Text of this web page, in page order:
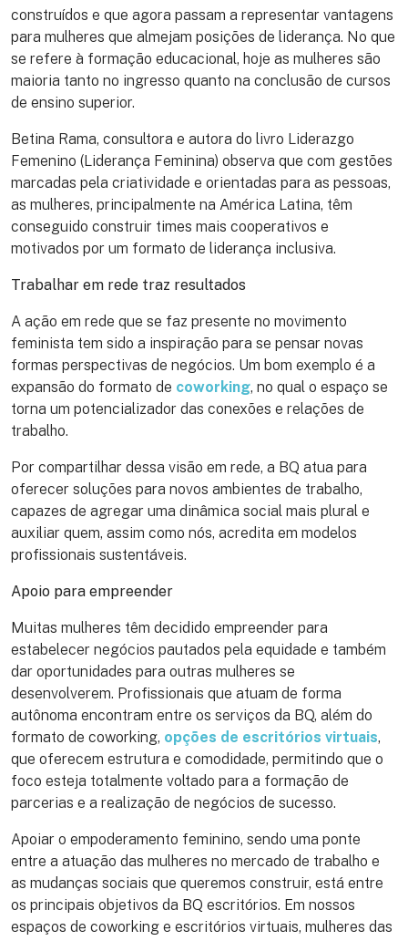
construídos e que agora passam a representar vantagens
para mulheres que almejam posições de liderança. No que
se refere à formação educacional, hoje as mulheres são
maioria tanto no ingresso quanto na conclusão de cursos
de ensino superior.
Betina Rama, consultora e autora do livro Liderazgo
Femenino (Liderança Feminina) observa que com gestões
marcadas pela criatividade e orientadas para as pessoas,
as mulheres, principalmente na América Latina, têm
conseguido construir times mais cooperativos e
motivados por um formato de liderança inclusiva.
Trabalhar em rede traz resultados
A ação em rede que se faz presente no movimento
feminista tem sido a inspiração para se pensar novas
formas perspectivas de negócios. Um bom exemplo é a
expansão do formato de coworking, no qual o espaço se
torna um potencializador das conexões e relações de
trabalho.
Por compartilhar dessa visão em rede, a BQ atua para
oferecer soluções para novos ambientes de trabalho,
capazes de agregar uma dinâmica social mais plural e
auxiliar quem, assim como nós, acredita em modelos
profissionais sustentáveis.
Apoio para empreender
Muitas mulheres têm decidido empreender para
estabelecer negócios pautados pela equidade e também
dar oportunidades para outras mulheres se
desenvolverem. Profissionais que atuam de forma
autônoma encontram entre os serviços da BQ, além do
formato de coworking, opções de escritórios virtuais,
que oferecem estrutura e comodidade, permitindo que o
foco esteja totalmente voltado para a formação de
parcerias e a realização de negócios de sucesso.
Apoiar o empoderamento feminino, sendo uma ponte
entre a atuação das mulheres no mercado de trabalho e
as mudanças sociais que queremos construir, está entre
os principais objetivos da BQ escritórios. Em nossos
espaços de coworking e escritórios virtuais, mulheres das